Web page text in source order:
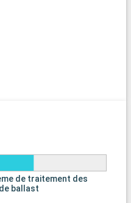
de traitement des
ballast